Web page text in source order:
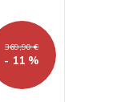
369,90 €
- 11 %